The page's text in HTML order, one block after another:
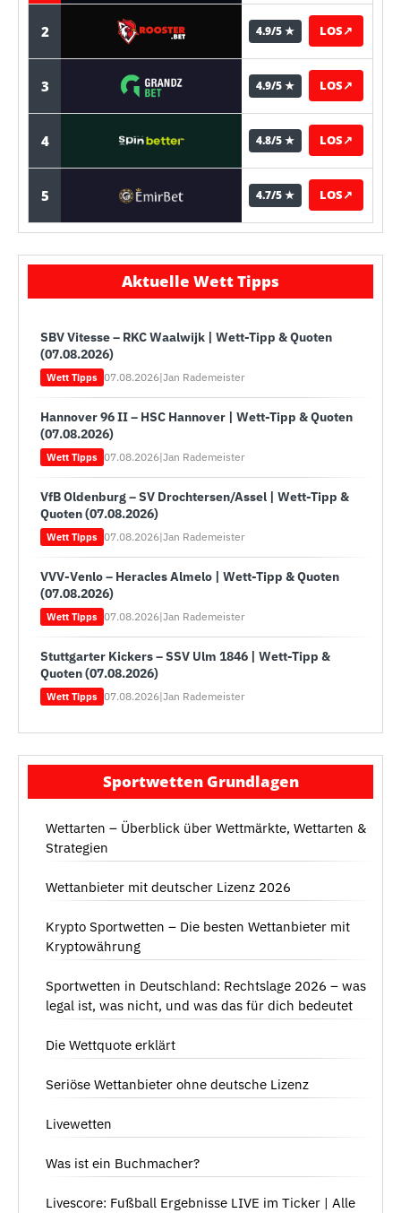
2 4.9/5 ★ LOS↗
3 4.9/5 ★ LOS↗
4 4.8/5 ★ LOS↗
5 4.7/5 ★ LOS↗
Aktuelle Wett Tipps
SBV Vitesse – RKC Waalwijk | Wett-Tipp & Quoten
(07.08.2026)
Wett Tipps 07.08.2026|Jan Rademeister
Hannover 96 II – HSC Hannover | Wett-Tipp & Quoten
(07.08.2026)
Wett Tipps 07.08.2026|Jan Rademeister
VfB Oldenburg – SV Drochtersen/Assel | Wett-Tipp &
Quoten (07.08.2026)
Wett Tipps 07.08.2026|Jan Rademeister
VVV-Venlo – Heracles Almelo | Wett-Tipp & Quoten
(07.08.2026)
Wett Tipps 07.08.2026|Jan Rademeister
Stuttgarter Kickers – SSV Ulm 1846 | Wett-Tipp &
Quoten (07.08.2026)
Wett Tipps 07.08.2026|Jan Rademeister
Sportwetten Grundlagen
Wettarten – Überblick über Wettmärkte, Wettarten &
Strategien
Wettanbieter mit deutscher Lizenz 2026
Krypto Sportwetten – Die besten Wettanbieter mit
Kryptowährung
Sportwetten in Deutschland: Rechtslage 2026 – was
legal ist, was nicht, und was das für dich bedeutet
Die Wettquote erklärt
Seriöse Wettanbieter ohne deutsche Lizenz
Livewetten
Was ist ein Buchmacher?
Livescore: Fußball Ergebnisse LIVE im Ticker | Alle